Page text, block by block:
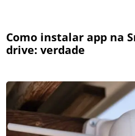
Como instalar app na
drive: verdade